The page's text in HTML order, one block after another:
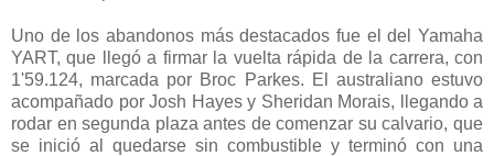
Uno de los abandonos más destacados fue el del Yamaha
YART, que llegó a firmar la vuelta rápida de la carrera, con
1'59.124, marcada por Broc Parkes. El australiano estuvo
acompañado por Josh Hayes y Sheridan Morais, llegando a
rodar en segunda plaza antes de comenzar su calvario, que
se inició al quedarse sin combustible y terminó con una